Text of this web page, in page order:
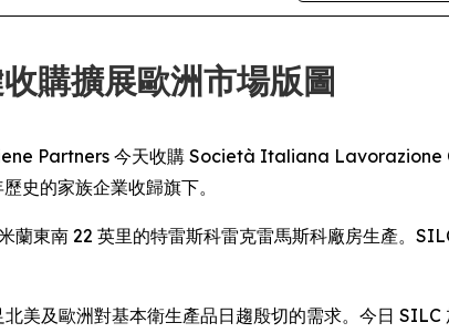
擴展歐洲市場版圖
Partners 今天收購 Società Italiana Lavorazione
史的家族企業收歸旗下。
蘭東南 22 英里的特雷斯科雷克雷馬斯科廠房生產。
及歐洲對基本衛生產品日趨殷切的需求。今日